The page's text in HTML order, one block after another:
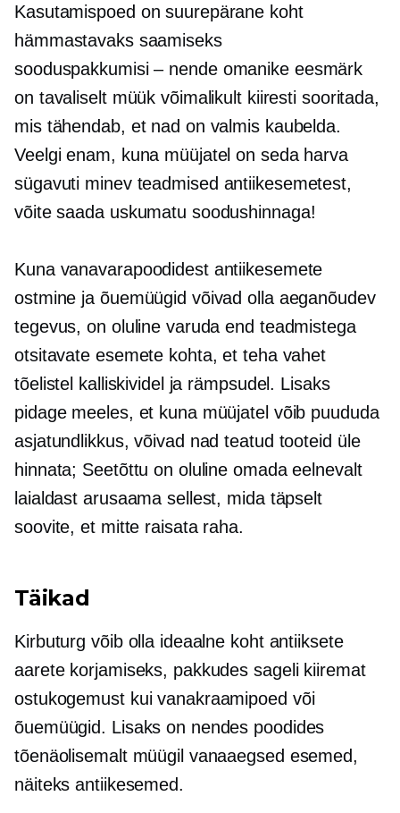
Kasutamispoed on suurepärane koht
hämmastavaks saamiseks
sooduspakkumisi – nendeomanike eesmärk
on tavaliselt müük võimalikult kiiresti sooritada,
mis tähendab, et nad on valmis kaubelda.
Veelgi enam, kuna müüjatel on seda harva
sügavuti minevteadmised antiikesemetest,
võite saada uskumatu soodushinnaga!
Kuna vanavarapoodidest antiikesemete
ostmine ja õuemüügid võivad olla aeganõudev
tegevus, on oluline varuda end teadmistega
otsitavate esemete kohta, et teha vahet
tõelistel kalliskividel ja rämpsudel. Lisaks
pidage meeles, et kuna müüjatel võib puududa
asjatundlikkus, võivad nad teatud tooteid üle
hinnata; Seetõttu on oluline omada eelnevalt
laialdast arusaama sellest, mida täpselt
soovite, et mitte raisata raha.
Täikad
Kirbuturg võib olla ideaalne koht antiiksete
aarete korjamiseks, pakkudes sageli kiiremat
ostukogemust kui vanakraamipoed või
õuemüügid. Lisaks on nendes poodides
tõenäolisemalt müügil vanaaegsed esemed,
näiteks antiikesemed.